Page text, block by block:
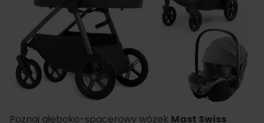
Poznaj głęboko-spacerowy wózek Mast Swiss